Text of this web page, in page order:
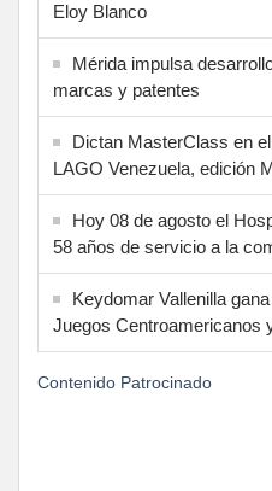
Eloy Blanco
Mérida impulsa
marcas y patentes
Dictan MasterClass en
LAGO Venezuela, edición
Hoy 08 de agosto el
58 años de servicio a la
Keydomar Vallenilla
Juegos Centroamericanos
Contenido Patrocinado